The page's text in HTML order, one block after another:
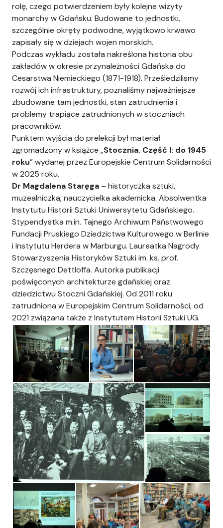
rolę, czego potwierdzeniem były kolejne wizyty
monarchy w Gdańsku. Budowane to jednostki,
szczególnie okręty podwodne, wyjątkowo krwawo
zapisały się w dziejach wojen morskich.
Podczas wykładu została nakreślona historia obu
zakładów w okresie przynależności Gdańska do
Cesarstwa Niemieckiego (1871-1918). Prześledzilismy
rozwój ich infrastruktury, poznaliśmy najważniejsze
zbudowane tam jednostki, stan zatrudnienia i
problemy trapiące zatrudnionych w stoczniach
pracowników.
Punktem wyjścia do prelekcji był materiał
zgromadzony w książce „Stocznia. Część I: do 1945
roku” wydanej przez Europejskie Centrum Solidarności
w 2025 roku.
Dr Magdalena Staręga – historyczka sztuki,
muzealniczka, nauczycielka akademicka. Absolwentka
Instytutu Historii Sztuki Uniwersytetu Gdańskiego.
Stypendystka m.in. Tajnego Archiwum Państwowego
Fundacji Pruskiego Dziedzictwa Kulturowego w Berlinie
i Instytutu Herdera w Marburgu. Laureatka Nagrody
Stowarzyszenia Historyków Sztuki im. ks. prof.
Szczęsnego Dettloffa. Autorka publikacji
poświęconych architekturze gdańskiej oraz
dziedzictwu Stoczni Gdańskiej. Od 2011 roku
zatrudniona w Europejskim Centrum Solidarności, od
2021 związana także z Instytutem Historii Sztuki UG.